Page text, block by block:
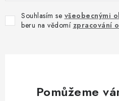
Souhlasím se všeobecnými
beru na vědomí zpracování
Pomůžeme